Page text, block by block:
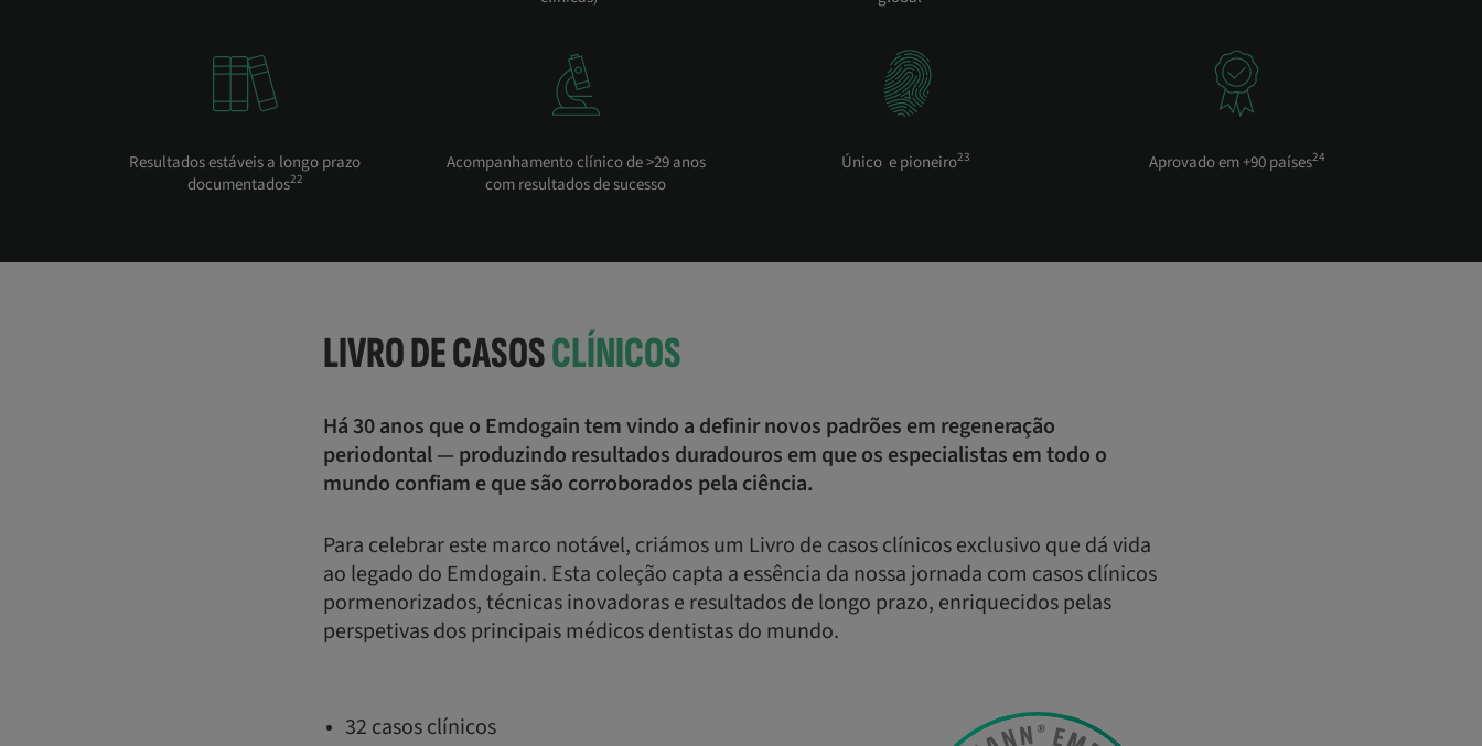
Resultados estáveis a longo prazo
documentados22
Acompanhamento clínico de >29 anos
com resultados de sucesso
Único e pioneiro23 Aprovado em +90 países24
LIVRO DE CASOSCLÍNICOS
Há 30 anos que o Emdogain tem vindo a definir novos padrões em regeneração
periodontal — produzindo resultados duradouros em que os especialistas em todo o
mundo confiam e que são corroborados pela ciência.
Para celebrar este marco notável, criámos um Livro de casos clínicos exclusivo que dá vida
ao legado do Emdogain. Esta coleção capta a essência da nossa jornada com casos clínicos
pormenorizados, técnicas inovadoras e resultados de longo prazo, enriquecidos pelas
perspetivas dos principais médicos dentistas do mundo.
32 casos clínicos